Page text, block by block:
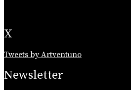
X
Tweets by Artventuno
Newsletter